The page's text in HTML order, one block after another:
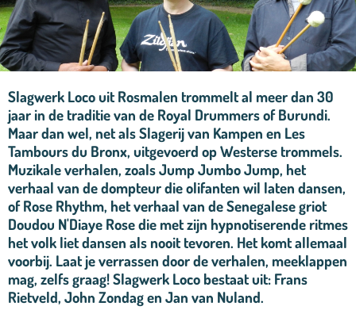
Slagwerk Loco uit Rosmalen trommelt al meer dan 30
jaar in de traditie van de Royal Drummers of Burundi.
Maar dan wel, net als Slagerij van Kampen en Les
Tambours du Bronx, uitgevoerd op Westerse trommels.
Muzikale verhalen, zoals Jump Jumbo Jump, het
verhaal van de dompteur die olifanten wil laten dansen,
of Rose Rhythm, het verhaal van de Senegalese griot
Doudou N'Diaye Rose die met zijn hypnotiserende ritmes
het volk liet dansen als nooit tevoren. Het komt allemaal
voorbij. Laat je verrassen door de verhalen, meeklappen
mag, zelfs graag! Slagwerk Loco bestaat uit: Frans
Rietveld, John Zondag en Jan van Nuland.